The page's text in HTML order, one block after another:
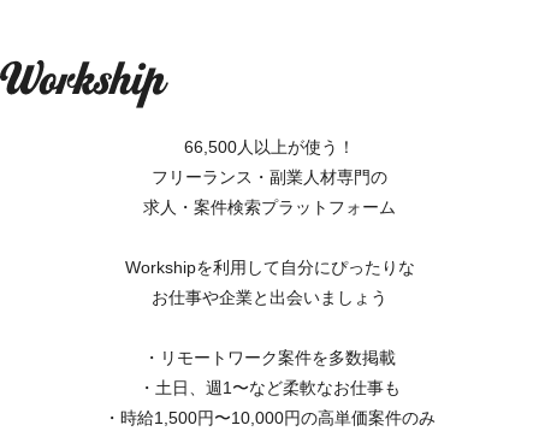
66,500人以上が使う！
フリーランス・副業人材専門の
求人・案件検索プラットフォーム
Workshipを利用して自分にぴったりな
お仕事や企業と出会いましょう
・リモートワーク案件を多数掲載
・土日、週1〜など柔軟なお仕事も
・時給1,500円〜10,000円の高単価案件のみ